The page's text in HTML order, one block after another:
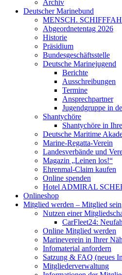
Archiv
Deutscher Marinebund
MENSCH.
Abgeordnetentag 2026
Historie
Präsidium
Bundesgeschäftsstelle
Deutsche Marinejugend
Berichte
Ausschreibungen
Termine
Ansprechpartner
Jugendgruppe in
Shantychöre
Shantychöre in
Deutsche Maritime
Marine-Regatta-Verein
Landesverbände und
Magazin „Leinen los!“
Ehrenmal-Claim kaufen
Online spenden
Hotel ADMIRAL
Onlineshop
Mitglied werden – Mitglied sein
Nutzen einer
CarFleet24:
Online Mitglied werden
Marineverein in Ihrer
Infomaterial anfordern
Satzung & FAQ (neues
Mitgliederverwaltung